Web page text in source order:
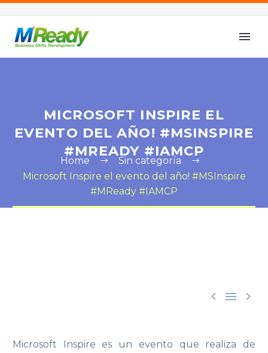
MICROSOFT INSPIRE EL
EVENTO DEL AÑO! #MSINSPIRE
#MREADY #IAMCP
Home
Sin categoría
Microsoft Inspire el evento del año! #MSInspire
#MReady #IAMCP
  
Microsoft Inspire es un evento que realiza de